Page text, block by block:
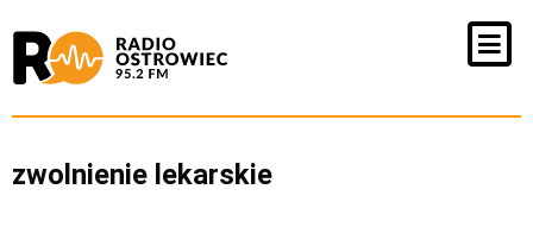
zwolnienie lekarskie